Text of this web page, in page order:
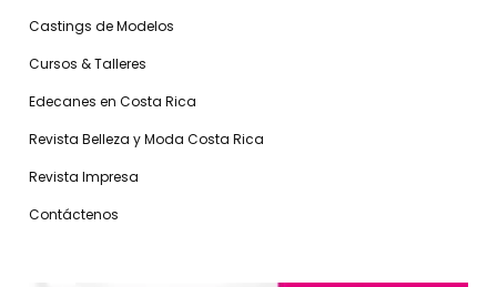
Castings de Modelos
Cursos & Talleres
Edecanes en Costa Rica
Revista Belleza y Moda Costa Rica
Revista Impresa
Contáctenos